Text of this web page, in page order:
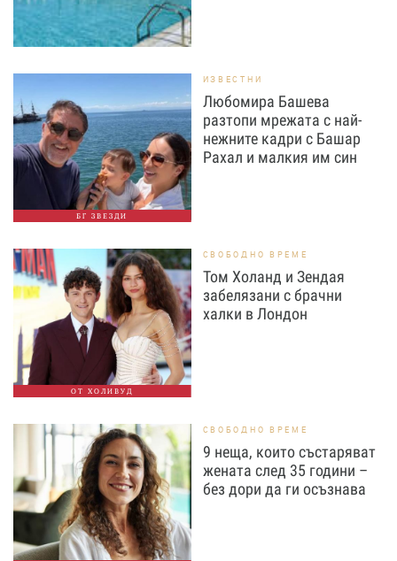
БГ ЗВЕЗДИ
ИЗВЕСТНИ
Любомира Башева
разтопи мрежата с най-
нежните кадри с Башар
Рахал и малкия им син
ОТ ХОЛИВУД
СВОБОДНО ВРЕМЕ
Том Холанд и Зендая
забелязани с брачни
халки в Лондон
СВОБОДНО ВРЕМЕ
9 неща, които състаряват
жената след 35 години –
без дори да ги осъзнава